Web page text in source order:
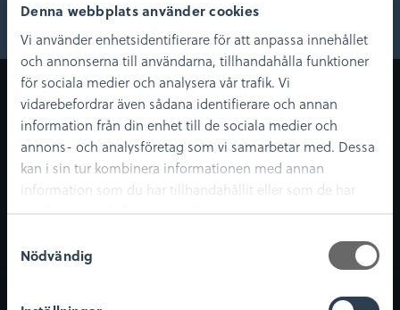
Denna webbplats använder cookies
Vi använder enhetsidentifierare för att anpassa innehållet
och annonserna till användarna, tillhandahålla funktioner
för sociala medier och analysera vår trafik. Vi
vidarebefordrar även sådana identifierare och annan
information från din enhet till de sociala medier och
annons- och analysföretag som vi samarbetar med. Dessa
kan i sin tur kombinera informationen med annan
information som du har tillhandahållit eller som de har
samlat in när du har använt deras tjänster.
Nödvändig
Oskarshamn
Om museet
Om oss
Nyheter
Lediga tjänster
Digitala tjänster
och upplevelser
Digitalt museum
KLM Play
Podcast
Bibliotekskatalogen